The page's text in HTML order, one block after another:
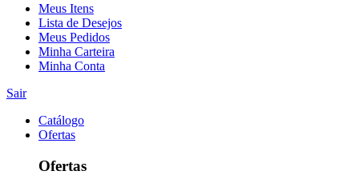
Meus Itens
Lista de Desejos
Meus Pedidos
Minha Carteira
Minha Conta
Sair
Catálogo
Ofertas
Ofertas